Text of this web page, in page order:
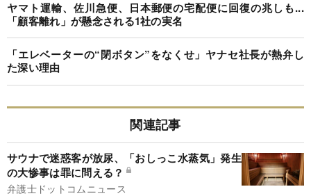
ヤマト運輸、佐川急便、日本郵便の宅配便に回復の兆しも...
「顧客離れ」が懸念される1社の実名
「エレベーターの“閉ボタン”をなくせ」ヤナセ社長が熱弁し
た深い理由
関連記事
サウナで迷惑客が放尿、「おしっこ水蒸気」発生
の大惨事は罪に問える？
弁護士ドットコムニュース